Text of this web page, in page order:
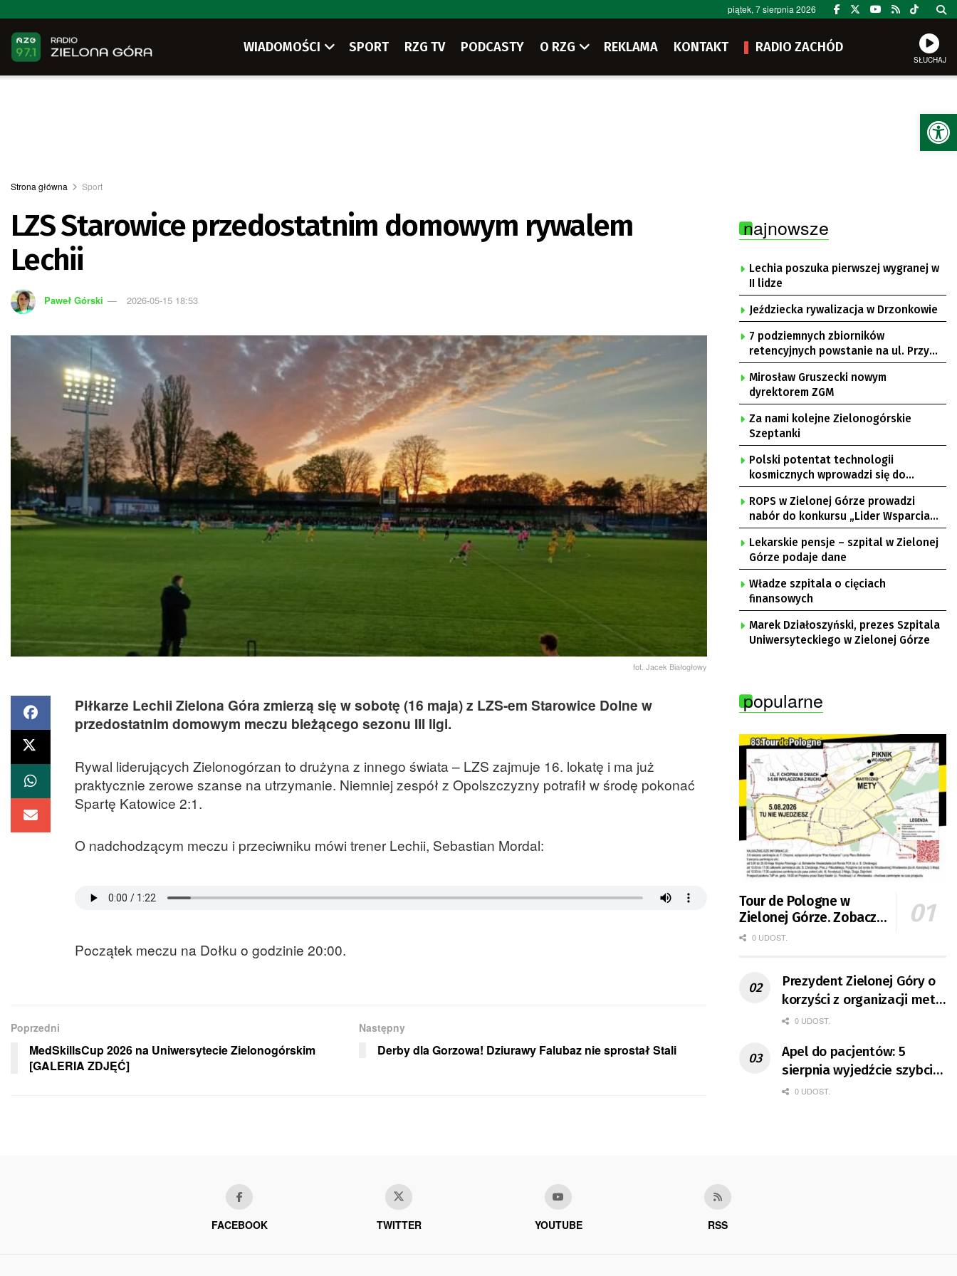
piątek, 7 sierpnia 2026
WIADOMOŚCI SPORT RZG TV PODCASTY O RZG REKLAMA KONTAKT RADIO ZACHÓD
SŁUCHAJ
Strona główna Sport
LZS Starowice przedostatnim domowym rywalem
Lechii
Paweł Górski 2026-05-15 18:53
fot. Jacek Białogłowy
Piłkarze Lechii Zielona Góra zmierzą się w sobotę (16 maja) z LZS-em Starowice Dolne w
przedostatnim domowym meczu bieżącego sezonu III ligi.
Rywal liderujących Zielonogórzan to drużyna z innego świata – LZS zajmuje 16. lokatę i ma już
praktycznie zerowe szanse na utrzymanie. Niemniej zespół z Opolszczyzny potrafił w środę pokonać
Spartę Katowice 2:1.
O nadchodzącym meczu i przeciwniku mówi trener Lechii, Sebastian Mordal:
Początek meczu na Dołku o godzinie 20:00.
Poprzedni
MedSkillsCup 2026 na Uniwersytecie Zielonogórskim
[GALERIA ZDJĘĆ]
Następny
Derby dla Gorzowa! Dziurawy Falubaz nie sprostał Stali
najnowsze
Lechia poszuka pierwszej wygranej w
II lidze
Jeździecka rywalizacja w Drzonkowie
7 podziemnych zbiorników
retencyjnych powstanie na ul. Przy
Gazowni
Mirosław Gruszecki nowym
dyrektorem ZGM
Za nami kolejne Zielonogórskie
Szeptanki
Polski potentat technologii
kosmicznych wprowadzi się do
Zielonej Góry
ROPS w Zielonej Górze prowadzi
nabór do konkursu „Lider Wsparcia
Seniora”
Lekarskie pensje – szpital w Zielonej
Górze podaje dane
Władze szpitala o cięciach
finansowych
Marek Działoszyński, prezes Szpitala
Uniwersyteckiego w Zielonej Górze
popularne
Tour de Pologne w
Zielonej Górze. Zobacz
zmiany w organizacji
0 UDOST.
Prezydent Zielonej Góry o
korzyści z organizacji mety
Tour de Pologne
0 UDOST.
Apel do pacjentów: 5
sierpnia wyjedźcie szybciej
z domów
0 UDOST.
FACEBOOK TWITTER YOUTUBE RSS